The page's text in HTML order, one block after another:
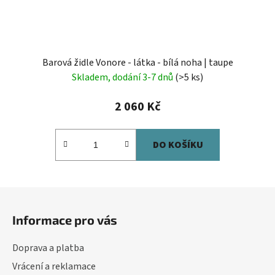
Barová židle Vonore - látka - bílá noha | taupe
Skladem, dodání 3-7 dnů (>5 ks)
2 060 Kč
DO KOŠÍKU
Informace pro vás
Doprava a platba
Vrácení a reklamace